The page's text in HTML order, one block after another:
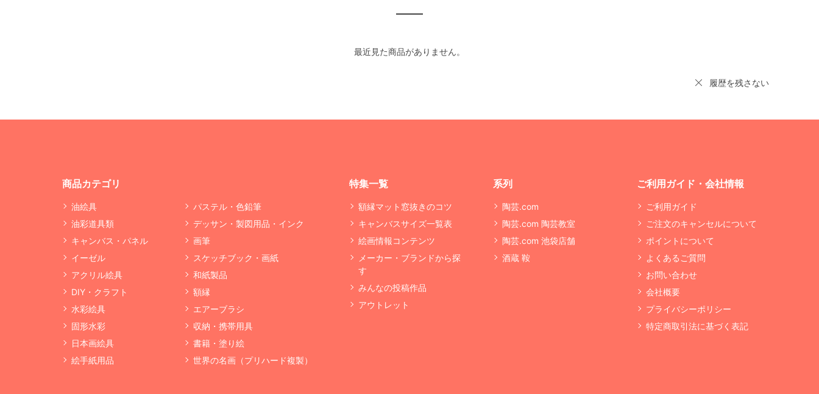
最近見た商品がありません。
履歴を残さない
商品カテゴリ
油絵具
油彩道具類
キャンバス・パネル
イーゼル
アクリル絵具
DIY・クラフト
水彩絵具
固形水彩
日本画絵具
絵手紙用品
パステル・色鉛筆
デッサン・製図用品・インク
画筆
スケッチブック・画紙
和紙製品
額縁
エアーブラシ
収納・携帯用具
書籍・塗り絵
世界の名画（プリハード複製）
特集一覧
額縁マット窓抜きのコツ
キャンバスサイズ一覧表
絵画情報コンテンツ
メーカー・ブランドから探
す
みんなの投稿作品
アウトレット
系列
陶芸.com
陶芸.com 陶芸教室
陶芸.com 池袋店舗
酒蔵 鞍
ご利用ガイド・会社情報
ご利用ガイド
ご注文のキャンセルについて
ポイントについて
よくあるご質問
お問い合わせ
会社概要
プライバシーポリシー
特定商取引法に基づく表記